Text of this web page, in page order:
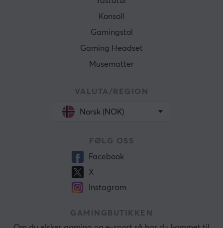
Konsoll
Gamingstol
Gaming Headset
Musematter
VALUTA/REGION
Norsk (NOK)
FØLG OSS
Facebook
X
Instagram
GAMINGBUTIKKEN